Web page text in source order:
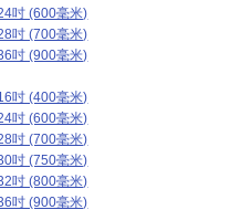
吋 (600毫米)
吋 (700毫米)
吋 (900毫米)
吋 (400毫米)
吋 (600毫米)
吋 (700毫米)
吋 (750毫米)
吋 (800毫米)
吋 (900毫米)